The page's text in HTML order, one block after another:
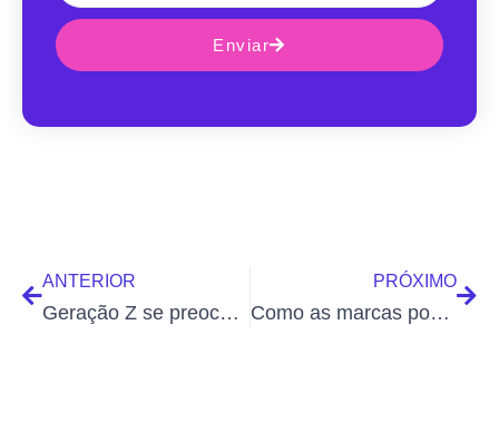
Enviar
ANTERIOR
Geração Z se preocupa mais com a atuação das marcas que consome
PRÓXIMO
Como as marcas podem se preparar para aproveitar ao máximo a Black Friday 2022